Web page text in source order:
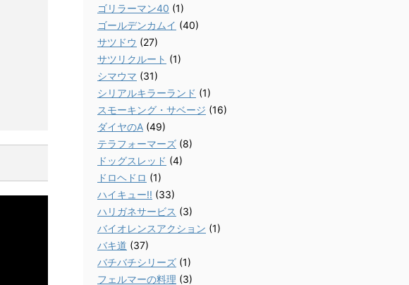
ゴリラーマン40 (1)
ゴールデンカムイ (40)
サツドウ (27)
サツリクルート (1)
シマウマ (31)
シリアルキラーランド (1)
スモーキング・サベージ (16)
ダイヤのA (49)
テラフォーマーズ (8)
ドッグスレッド (4)
ドロヘドロ (1)
ハイキュー!! (33)
ハリガネサービス (3)
バイオレンスアクション (1)
バキ道 (37)
バチバチシリーズ (1)
フェルマーの料理 (3)